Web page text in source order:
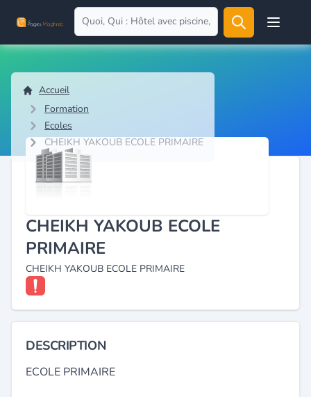
Open
Accueil
Formation
Ecoles
CHEIKH YAKOUB ECOLE PRIMAIRE
CHEIKH YAKOUB ECOLE
PRIMAIRE
CHEIKH YAKOUB ECOLE PRIMAIRE
DESCRIPTION
ECOLE PRIMAIRE